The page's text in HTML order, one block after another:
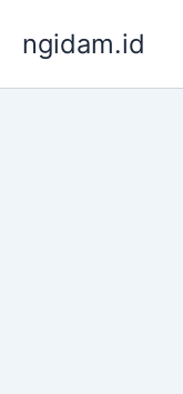
konten
ngidam.id